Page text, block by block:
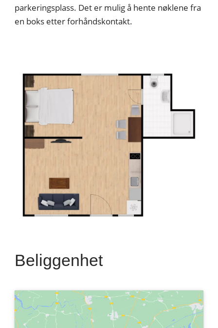
parkeringsplass. Det er mulig å hente nøklene fra
en boks etter forhåndskontakt.
Beliggenhet